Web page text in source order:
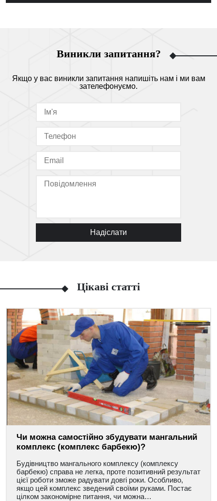
Виникли запитання?
Якщо у вас виникли запитання напишіть нам і ми вам
зателефонуємо.
Надіслати
Цікаві статті
Чи можна самостійно збудувати мангальний
комплекс (комплекс барбекю)?
Будівництво мангального комплексу (комплексу
барбекю) справа не легка, проте позитивний результат
цієї роботи зможе радувати довгі роки. Особливо,
якщо цей комплекс зведений своїми руками. Постає
цілком закономірне питання, чи можна…